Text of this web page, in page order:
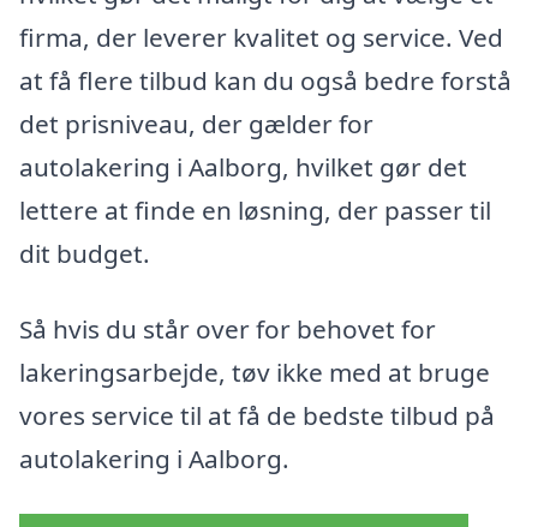
firma, der leverer kvalitet og service. Ved
at få flere tilbud kan du også bedre forstå
det prisniveau, der gælder for
autolakering i Aalborg, hvilket gør det
lettere at finde en løsning, der passer til
dit budget.
Så hvis du står over for behovet for
lakeringsarbejde, tøv ikke med at bruge
vores service til at få de bedste tilbud på
autolakering i Aalborg.